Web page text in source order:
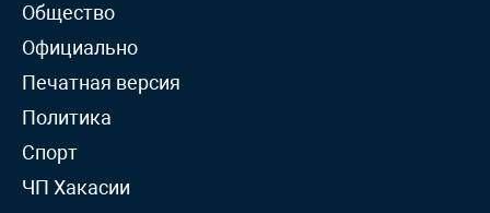
Общество
Официально
Печатная версия
Политика
Спорт
ЧП Хакасии